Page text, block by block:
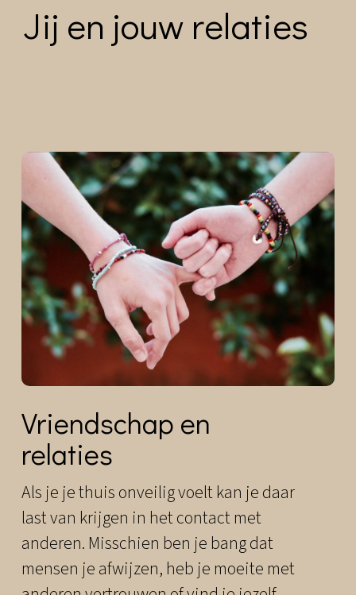
Jij en jouw relaties
Vriendschap en
relaties
Als je je thuis onveilig voelt kan je daar
last van krijgen in het contact met
anderen. Misschien ben je bang dat
mensen je afwijzen, heb je moeite met